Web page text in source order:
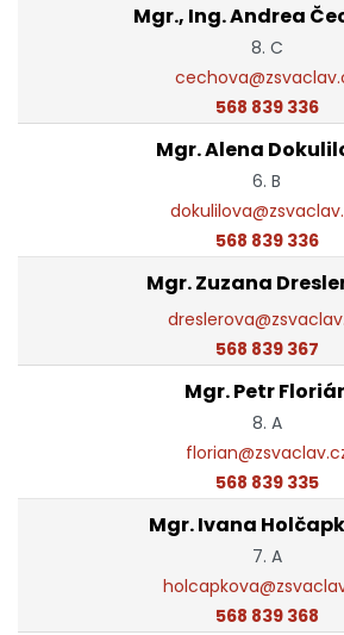
Mgr., Ing. Andrea
8. C
568 839 336
Mgr. Alena
6. B
568 839 336
Mgr. Zuzana
568 839 367
Mgr. Petr
8. A
568 839 335
Mgr. Ivana
7. A
568 839 368